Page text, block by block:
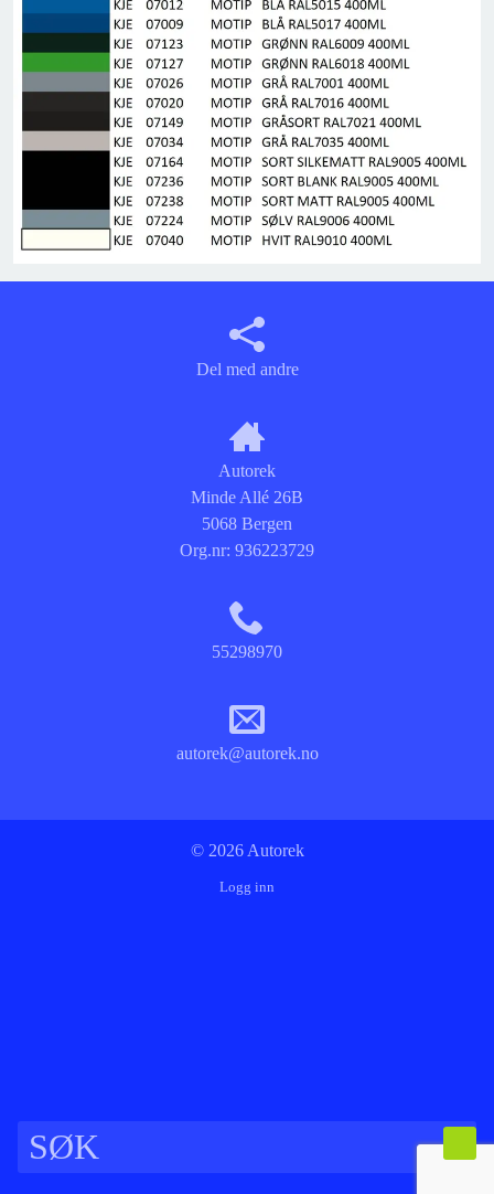
Del med andre
Autorek
Minde Allé 26B
5068 Bergen
Org.nr: 936223729
55298970
autorek@autorek.no
© 2026 Autorek
Logg inn